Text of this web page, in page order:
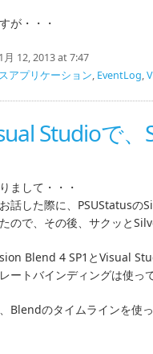
が・・・
月 12, 2013 at 7:47
アプリケーション, EventLog,
Studioで
まして・・・
話した際に、PSUStatus
ので、その後、サクッと
Blend 4 SP1とVisual
ートバインディングは使っ
Blendのタイムラインを使